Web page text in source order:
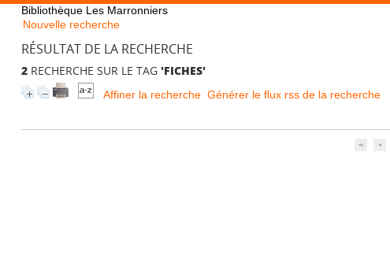
Bibliothèque Les Marronniers
Nouvelle recherche
RÉSULTAT DE LA RECHERCHE
2RECHERCHE SUR LE TAG 'FICHES'
Affiner la recherche Générer le flux rss de la recherche